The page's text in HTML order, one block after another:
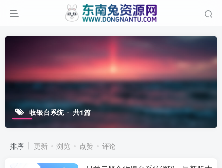
收银台系统 共1篇
排序 更新 浏览 点赞 评论